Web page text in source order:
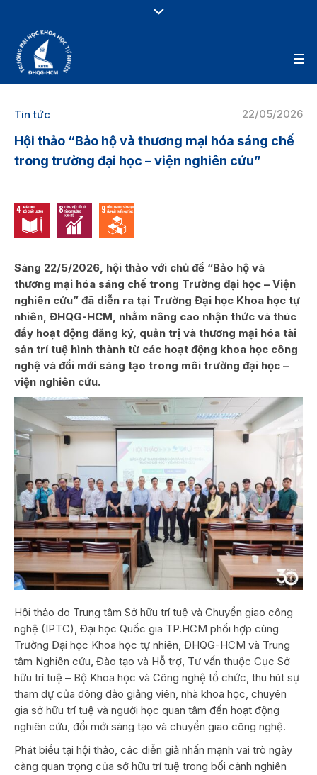
22/05/2026
Tin tức
Hội thảo “Bảo hộ và thương mại hóa sáng chế
trong trường đại học – viện nghiên cứu”
Sáng 22/5/2026, hội thảo với chủ đề “Bảo hộ và
thương mại hóa sáng chế trong Trường đại học – Viện
nghiên cứu” đã diễn ra tại Trường Đại học Khoa học tự
nhiên, ĐHQG-HCM, nhằm nâng cao nhận thức và thúc
đẩy hoạt động đăng ký, quản trị và thương mại hóa tài
sản trí tuệ hình thành từ các hoạt động khoa học công
nghệ và đổi mới sáng tạo trong môi trường đại học –
viện nghiên cứu.
Hội thảo do Trung tâm Sở hữu trí tuệ và Chuyển giao công
nghệ (IPTC), Đại học Quốc gia TP.HCM phối hợp cùng
Trường Đại học Khoa học tự nhiên, ĐHQG-HCM và Trung
tâm Nghiên cứu, Đào tạo và Hỗ trợ, Tư vấn thuộc Cục Sở
hữu trí tuệ – Bộ Khoa học và Công nghệ tổ chức, thu hút sự
tham dự của đông đảo giảng viên, nhà khoa học, chuyên
gia sở hữu trí tuệ và người học quan tâm đến hoạt động
nghiên cứu, đổi mới sáng tạo và chuyển giao công nghệ.
Phát biểu tại hội thảo, các diễn giả nhấn mạnh vai trò ngày
càng quan trọng của sở hữu trí tuệ trong bối cảnh nghiên